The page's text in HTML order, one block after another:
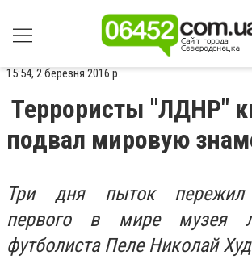
15:54, 2 березня 2016 р.
Террористы "ЛДНР"
подвал мировую
Три дня пыток пережил
первого в мире музея
футболиста Пеле Николай